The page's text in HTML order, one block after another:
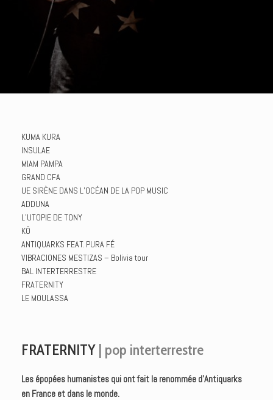
KUMA KURA
INSULAE
MIAM PAMPA
GRAND CFA
UE SIRÈNE DANS L’OCÉAN DE LA POP MUSIC
ADDUNA
L’UTOPIE DE TONY
KÔ
ANTIQUARKS FEAT. PURA FÉ
VIBRACIONES MESTIZAS – Bolivia tour
BAL INTERTERRESTRE
FRATERNITY
LE MOULASSA
FRATERNITY | pop interterrestre
Les épopées humanistes qui ont fait la renommée d'Antiquarks
en France et dans le monde.